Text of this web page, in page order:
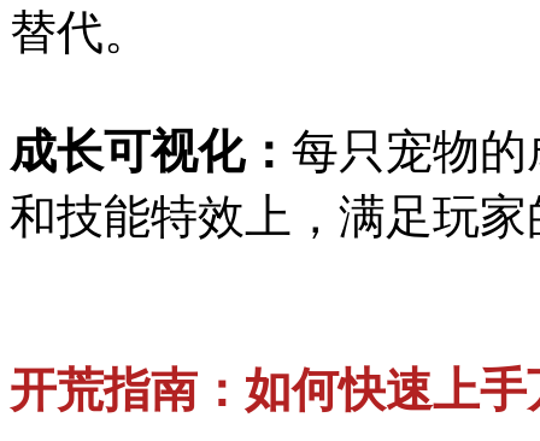
替代。
成长可视化： 每只宠物
和技能特效上，满足玩
开荒指南：如何快速上手